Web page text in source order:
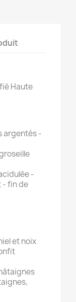
Haute
argentés -
-
- fin de
et noix